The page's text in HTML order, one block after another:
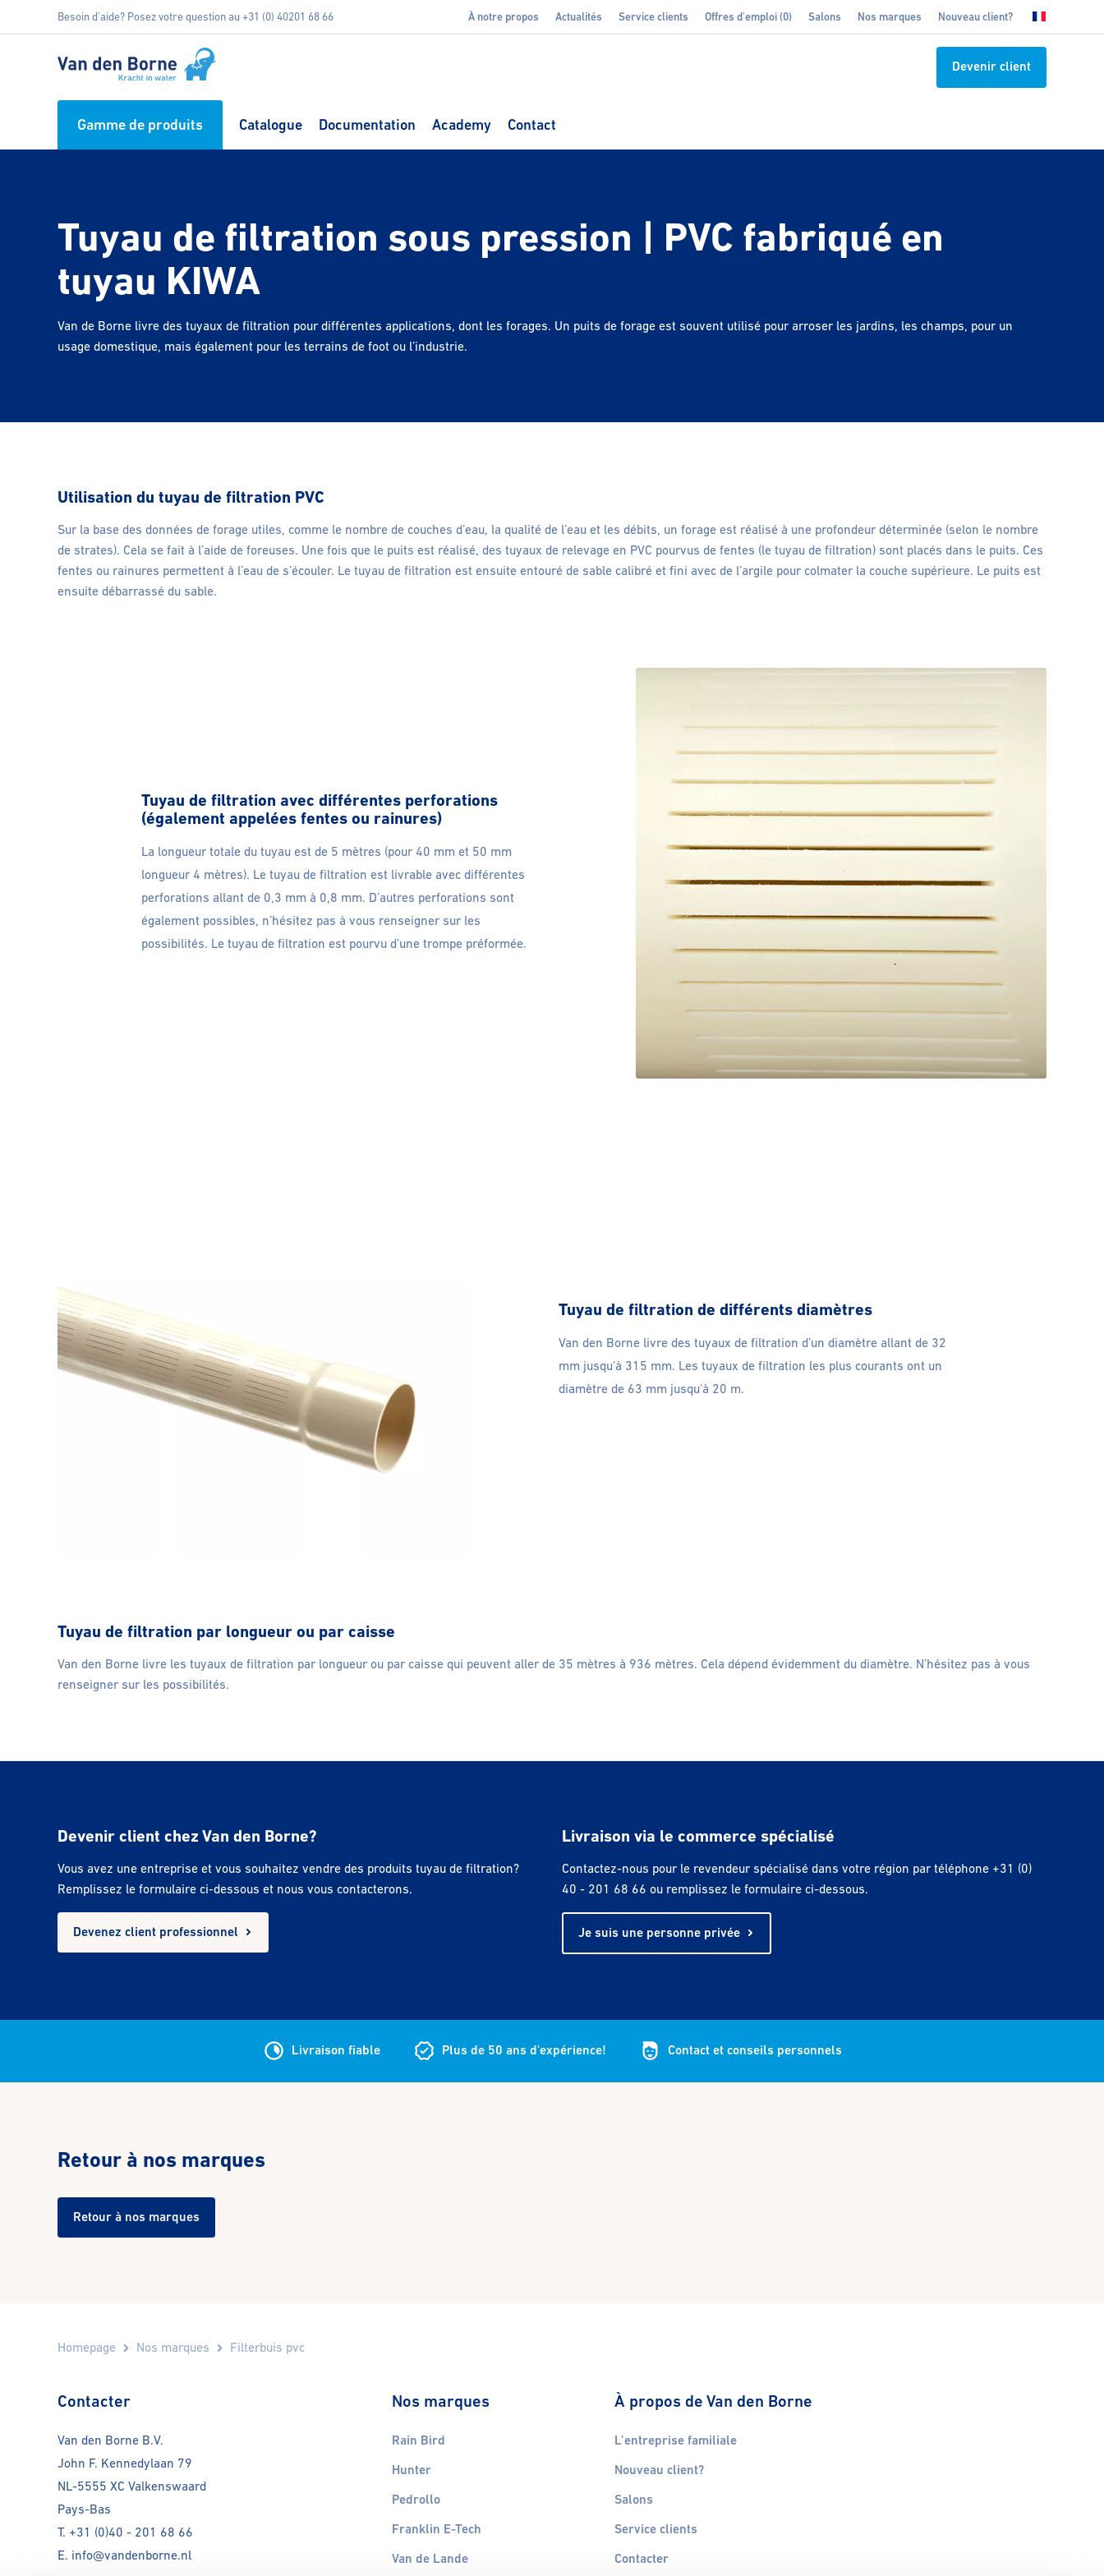
Besoin d'aide? Posez votre question au +31 (0) 40201 68 66 À notre propos Actualités Service clients Offres d'emploi (0) Salons Nos marques Nouveau client?
Devenir client
Gamme de produits Catalogue Documentation Academy Contact
Tuyau de filtration sous pression | PVC fabriqué en
tuyau KIWA
Van de Borne livre des tuyaux de filtration pour différentes applications, dont les forages. Un puits de forage est souvent utilisé pour arroser les jardins, les champs, pour un
usage domestique, mais également pour les terrains de foot ou l’industrie.
Utilisation du tuyau de filtration PVC
Sur la base des données de forage utiles, comme le nombre de couches d’eau, la qualité de l’eau et les débits, un forage est réalisé à une profondeur déterminée (selon le nombre
de strates). Cela se fait à l’aide de foreuses. Une fois que le puits est réalisé, des tuyaux de relevage en PVC pourvus de fentes (le tuyau de filtration) sont placés dans le puits. Ces
fentes ou rainures permettent à l’eau de s’écouler. Le tuyau de filtration est ensuite entouré de sable calibré et fini avec de l’argile pour colmater la couche supérieure. Le puits est
ensuite débarrassé du sable.
Tuyau de filtration avec différentes perforations
(également appelées fentes ou rainures)
La longueur totale du tuyau est de 5 mètres (pour 40 mm et 50 mm
longueur 4 mètres). Le tuyau de filtration est livrable avec différentes
perforations allant de 0,3 mm à 0,8 mm. D’autres perforations sont
également possibles, n’hésitez pas à vous renseigner sur les
possibilités. Le tuyau de filtration est pourvu d’une trompe préformée.
Tuyau de filtration de différents diamètres
Van den Borne livre des tuyaux de filtration d’un diamètre allant de 32
mm jusqu’à 315 mm. Les tuyaux de filtration les plus courants ont un
diamètre de 63 mm jusqu'à 20 m.
Tuyau de filtration par longueur ou par caisse
Van den Borne livre les tuyaux de filtration par longueur ou par caisse qui peuvent aller de 35 mètres à 936 mètres. Cela dépend évidemment du diamètre. N’hésitez pas à vous
renseigner sur les possibilités.
Devenir client chez Van den Borne?
Vous avez une entreprise et vous souhaitez vendre des produits tuyau de filtration?
Remplissez le formulaire ci-dessous et nous vous contacterons.
Devenez client professionnel
Livraison via le commerce spécialisé
Contactez-nous pour le revendeur spécialisé dans votre région par téléphone +31 (0)
40 - 201 68 66 ou remplissez le formulaire ci-dessous.
Je suis une personne privée
Livraison fiable Plus de 50 ans d'expérience! Contact et conseils personnels
Retour à nos marques
Retour à nos marques
Homepage Nos marques Filterbuis pvc
Contacter
Van den Borne B.V.
John F. Kennedylaan 79
NL-5555 XC Valkenswaard
Pays-Bas
T. +31 (0)40 - 201 68 66
E. info@vandenborne.nl
Nos marques
Rain Bird
Hunter
Pedrollo
Franklin E-Tech
Van de Lande
À propos de Van den Borne
L’entreprise familiale
Nouveau client?
Salons
Service clients
Contacter